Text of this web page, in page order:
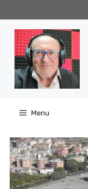
al
contenuto
Menu